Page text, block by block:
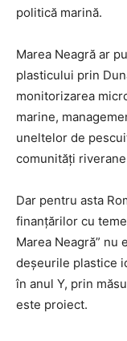
politică marină.
Marea Neagră ar
plasticului prin
monitorizarea
marine,
uneltelor de
comunități
Dar pentru asta
finanțărilor cu
Marea Neagră” nu
deșeurile plastice
în anul Y, prin
este proiect.